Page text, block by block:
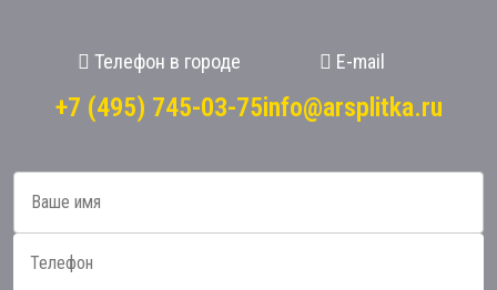
Телефон в городе
+7 (495) 745-03-75
E-mail
info@arsplitka.ru